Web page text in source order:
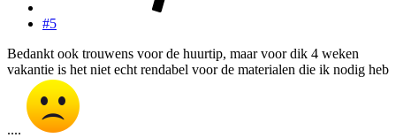
#5
Bedankt ook trouwens voor de huurtip, maar voor dik 4 weken
vakantie is het niet echt rendabel voor de materialen die ik nodig heb
....